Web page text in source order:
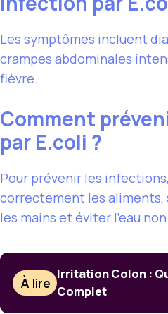
Les symptômes incluent
crampes abdominales
fièvre.
Comment
par E.coli ?
Pour prévenir les
correctement les aliments,
les mains et éviter l’eau
À lire
Irritation Colon :
Complet